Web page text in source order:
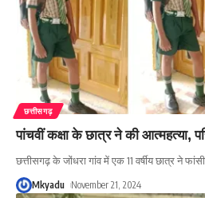
छत्तीसगढ़
पांचवीं कक्षा के छात्र ने की आत्महत्या,
छत्तीसगढ़ के जोंधरा गांव में एक 11 वर्षीय छात्र ने
Mkyadu November 21, 2024